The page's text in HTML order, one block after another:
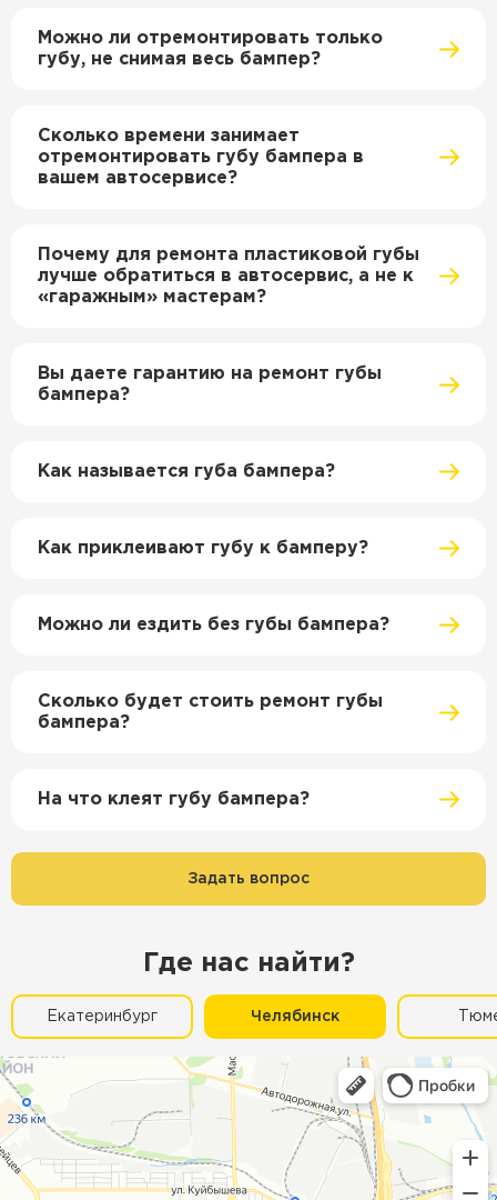
Можно ли отремонтировать только
губу, не снимая весь бампер?
Сколько времени занимает
отремонтировать губу бампера в
вашем автосервисе?
Почему для ремонта пластиковой губы
лучше обратиться в автосервис, а не к
«гаражным» мастерам?
Вы даете гарантию на ремонт губы
бампера?
Как называется губа бампера?
Как приклеивают губу к бамперу?
Можно ли ездить без губы бампера?
Сколько будет стоить ремонт губы
бампера?
На что клеят губу бампера?
Задать вопрос
Где нас найти?
Екатеринбург Челябинск